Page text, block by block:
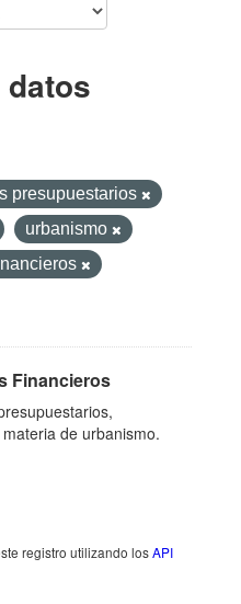
presupuestarios
urbanismo
Financieros
de urbanismo.
registro utilizando losAPI